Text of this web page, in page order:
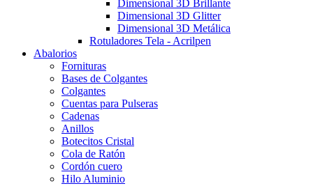
Dimensional 3D Brillante
Dimensional 3D Glitter
Dimensional 3D Metálica
Rotuladores Tela - Acrilpen
Abalorios
Fornituras
Bases de Colgantes
Colgantes
Cuentas para Pulseras
Cadenas
Anillos
Botecitos Cristal
Cola de Ratón
Cordón cuero
Hilo Aluminio